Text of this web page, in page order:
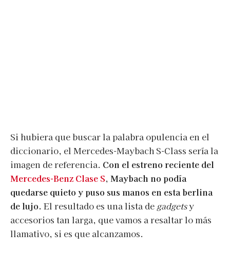
Si hubiera que buscar la palabra opulencia en el
diccionario, el Mercedes-Maybach S-Class sería la
imagen de referencia. Con el estreno reciente del
Mercedes-Benz Clase S, Maybach no podía
quedarse quieto y puso sus manos en esta berlina
de lujo. El resultado es una lista de gadgetsy
accesorios tan larga, que vamos a resaltar lo más
llamativo, si es que alcanzamos.